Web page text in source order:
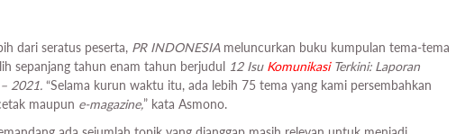
dari seratus peserta, PR INDONESIAmeluncurkan buku kumpulan tema-tema
sepanjang tahun enam tahun berjudul 12 Isu KomunikasiTerkini: Laporan
2021. “Selama kurun waktu itu, ada lebih 75 tema yang kami persembahkan
maupun e-magazine,” kata Asmono.